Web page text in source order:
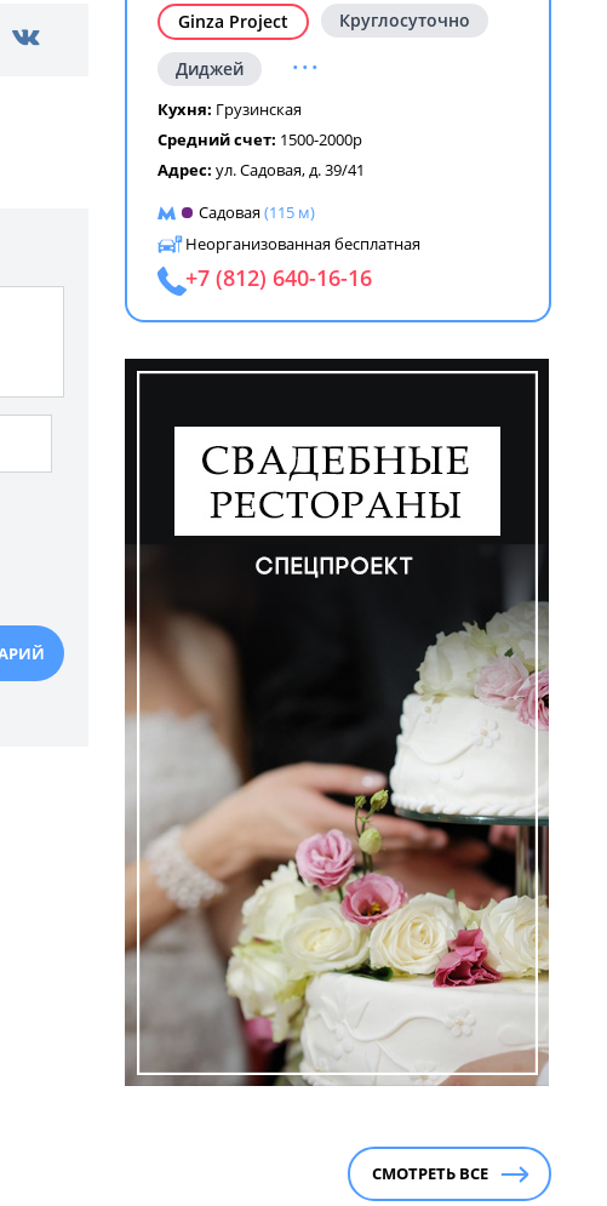
Ginza Project Круглосуточно
Диджей ...
Кухня: Грузинская
Средний счет: 1500-2000р
Адрес: ул. Садовая, д. 39/41
Садовая(115 м)
Неорганизованная бесплатная
+7 (812) 640-16-16
СМОТРЕТЬ ВСЕ